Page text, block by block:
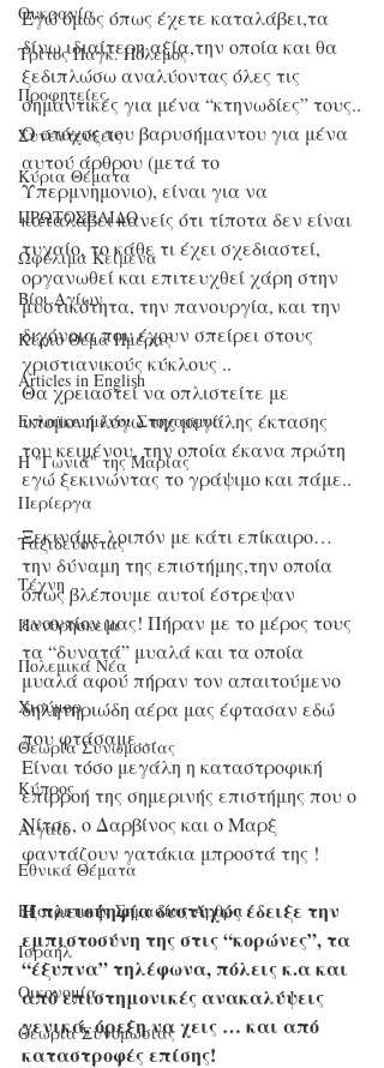
Ουκρανία
Τρίτος Παγκ. Πόλεμος
Προφητείες
Συνεντεύξεις
Κύρια Θέματα
ΠΡΩΤΟΣΕΛΙΔΟ
Ωφέλιμα Κείμενα
Βίοι Αγίων
Κύριο Θέμα Ημέρας
Articles in English
Εκλαϊκευμένοι Στοχασμοί
Η "Γωνιά" της Μαρίας
Περίεργα
Ταξιδεύοντας
Τέχνη
Πανθρησκεία
Πολεμικά Νέα
Χιούμορ
Θεωρία Συνωμοσίας
Κύπρος
Αιγαίο
Εθνικά Θέματα
Εξαιρετικής Σημασίας Άρθρα
Ισραήλ
Οικονομία
Θεωρία Συνομωσίας
Εγώ όμως όπως έχετε καταλάβει,τα
δίνω ιδιαίτερη αξία,την οποία και θα
ξεδιπλώσω αναλύοντας όλες τις
σημαντικές για μένα “κτηνωδίες” τους..
Ο στόχος του βαρυσήμαντου για μένα
αυτού άρθρου (μετά το
Υπερμνημονιο), είναι για να
καταλάβει κανείς ότι τίποτα δεν είναι
τυχαίο, το κάθε τι έχει σχεδιαστεί,
οργανωθεί και επιτευχθεί χάρη στην
μυστικότητα, την πανουργία, και την
διχόνοια που έχουν σπείρει στους
χριστιανικούς κύκλους ..
Θα χρειαστεί να οπλιστείτε με
υπομονή λόγω της μεγάλης έκτασης
του κειμένου, την οποία έκανα πρώτη
εγώ ξεκινώντας το γράψιμο και πάμε..
Ξεκινάμε λοιπόν με κάτι επίκαιρο…
την δύναμη της επιστήμης,την οποία
όπως βλέπουμε αυτοί έστρεψαν
εναντίον μας! Πήραν με το μέρος τους
τα “δυνατά” μυαλά και τα οποία
μυαλά αφού πήραν τον απαιτούμενο
δηλητηριώδη αέρα μας έφτασαν εδώ
που φτάσαμε…
Είναι τόσο μεγάλη η καταστροφική
επιρροή της σημερινής επιστήμης που ο
Νίτσε, ο Δαρβίνος και ο Μαρξ
φαντάζουν γατάκια μπροστά της !
Η πλειοψηφία δυστυχώς έδειξε την
εμπιστοσύνη της στις “κορώνες”, τα
“έξυπνα” τηλέφωνα, πόλεις κ.α και
από επιστημονικές ανακαλύψεις
γενικά, όρεξη να χεις … και από
καταστροφές επίσης!